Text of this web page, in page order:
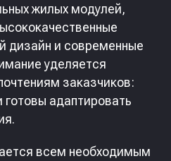
жилых модулей,
дизайн и современные
уделяется
заказчиков:
адаптировать
всем необходимым